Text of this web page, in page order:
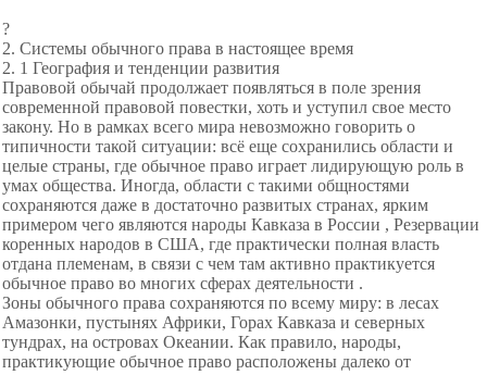
?
2. Системы обычного права в настоящее время
2. 1 География и тенденции развития
Правовой обычай продолжает появляться в поле зрения
современной правовой повестки, хоть и уступил свое место
закону. Но в рамках всего мира невозможно говорить о
типичности такой ситуации: всё еще сохранились области и
целые страны, где обычное право играет лидирующую роль в
умах общества. Иногда, области с такими общностями
сохраняются даже в достаточно развитых странах, ярким
примером чего являются народы Кавказа в России , Резервации
коренных народов в США, где практически полная власть
отдана племенам, в связи с чем там активно практикуется
обычное право во многих сферах деятельности .
Зоны обычного права сохраняются по всему миру: в лесах
Амазонки, пустынях Африки, Горах Кавказа и северных
тундрах, на островах Океании. Как правило, народы,
практикующие обычное право расположены далеко от